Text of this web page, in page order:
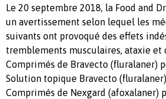
Le 20 septembre 2018, la Food and
un avertissement selon lequel les
suivants ont provoqué des effets
tremblements musculaires, ataxie et
Comprimés de Bravecto (fluralaner)
Solution topique Bravecto
Comprimés de Nexgard (afoxalaner)